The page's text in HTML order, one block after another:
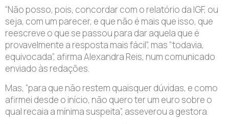
“Não posso, pois, concordar com o relatório da IGF, ou
seja, com um parecer, e que não é mais que isso, que
reescreve o que se passou para dar aquela que é
provavelmente a resposta mais fácil”, mas “todavia,
equivocada”, afirma Alexandra Reis, num comunicado
enviado às redações.
Mas, “para que não restem quaisquer dúvidas, e como
afirmei desde o início, não quero ter um euro sobre o
qual recaia a mínima suspeita”, asseverou a gestora.